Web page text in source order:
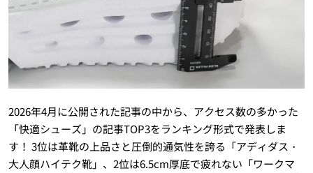
2026年4月に公開された記事の中から、アクセス数の多かった
「快適シューズ」の記事TOP3をランキング形式で発表しま
す！ 3位は革靴の上品さと圧倒的通気性を誇る「アディダス・
大人顔ハイテク靴」、2位は6.5cm厚底で疲れない「ワークマ